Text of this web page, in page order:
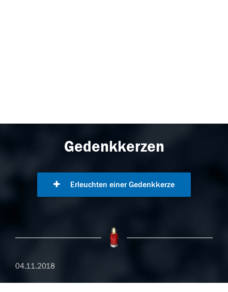
Gedenkkerzen
Erleuchten einer Gedenkkerze
04.11.2018